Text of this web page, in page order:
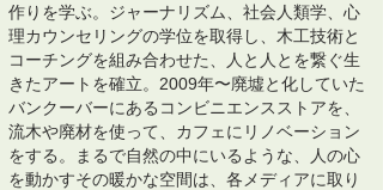
作りを学ぶ。ジャーナリズム、社会人類学、心
理カウンセリングの学位を取得し、木工技術と
コーチングを組み合わせた、人と人とを繋ぐ生
きたアートを確立。2009年〜廃墟と化していた
バンクーバーにあるコンビニエンスストアを、
流木や廃材を使って、カフェにリノベーション
をする。まるで自然の中にいるような、人の心
を動かすその暖かな空間は、各メディアに取り